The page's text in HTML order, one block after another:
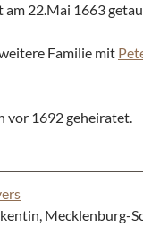
am 22.Mai 1663
Familie mit
vor 1692 geheiratet.
Mecklenburg-